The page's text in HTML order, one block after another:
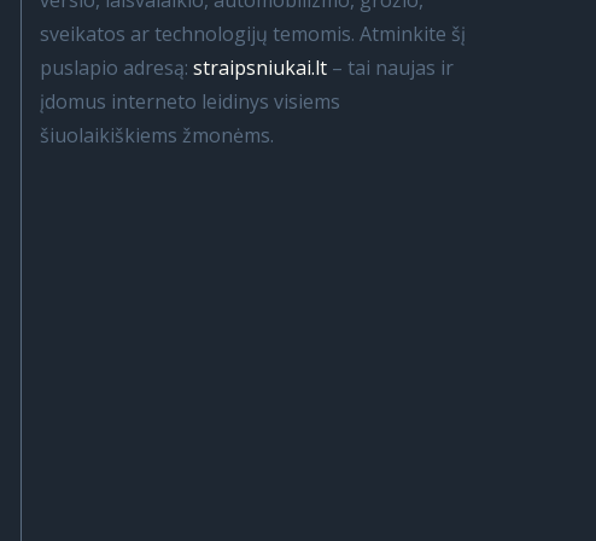
sveikatos ar technologijų temomis. Atminkite šį
puslapio adresą: straipsniukai.lt– tai naujas ir
įdomus interneto leidinys visiems
šiuolaikiškiems žmonėms.